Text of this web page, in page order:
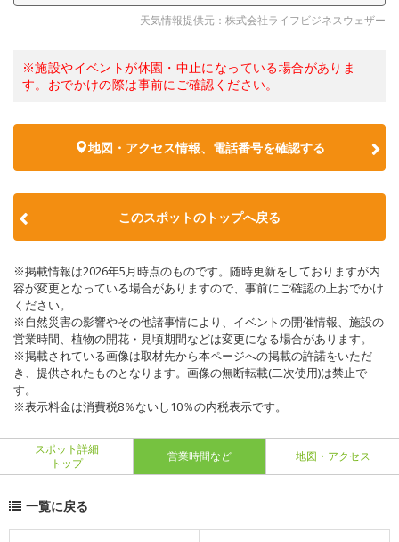
天気情報提供元：株式会社ライフビジネスウェザー
※施設やイベントが休園・中止になっている場合がありま
す。おでかけの際は事前にご確認ください。
地図・アクセス情報、電話番号を確認する
このスポットのトップへ戻る
※掲載情報は2026年5月時点のものです。随時更新をしておりますが内
容が変更となっている場合がありますので、事前にご確認の上おでかけ
ください。
※自然災害の影響やその他諸事情により、イベントの開催情報、施設の
営業時間、植物の開花・見頃期間などは変更になる場合があります。
※掲載されている画像は取材先から本ページへの掲載の許諾をいただ
き、提供されたものとなります。画像の無断転載(二次使用)は禁止で
す。
※表示料金は消費税8％ないし10％の内税表示です。
スポット詳細
トップ
営業時間など 地図・アクセス
一覧に戻る